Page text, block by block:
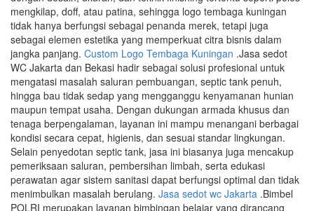
mengkilap, doff, atau patina, sehingga logo tembaga kuningan
tidak hanya berfungsi sebagai penanda merek, tetapi juga
sebagai elemen estetika yang memperkuat citra bisnis dalam
jangka panjang. Custom Logo Tembaga Kuningan .Jasa sedot
WC Jakarta dan Bekasi hadir sebagai solusi profesional untuk
mengatasi masalah saluran pembuangan, septic tank penuh,
hingga bau tidak sedap yang mengganggu kenyamanan hunian
maupun tempat usaha. Dengan dukungan armada khusus dan
tenaga berpengalaman, layanan ini mampu menangani berbagai
kondisi secara cepat, higienis, dan sesuai standar lingkungan.
Selain penyedotan septic tank, jasa ini biasanya juga mencakup
pemeriksaan saluran, pembersihan limbah, serta edukasi
perawatan agar sistem sanitasi dapat berfungsi optimal dan tidak
menimbulkan masalah berulang. Jasa sedot wc Jakarta .Bimbel
POLRI merupakan layanan bimbingan belajar yang dirancang